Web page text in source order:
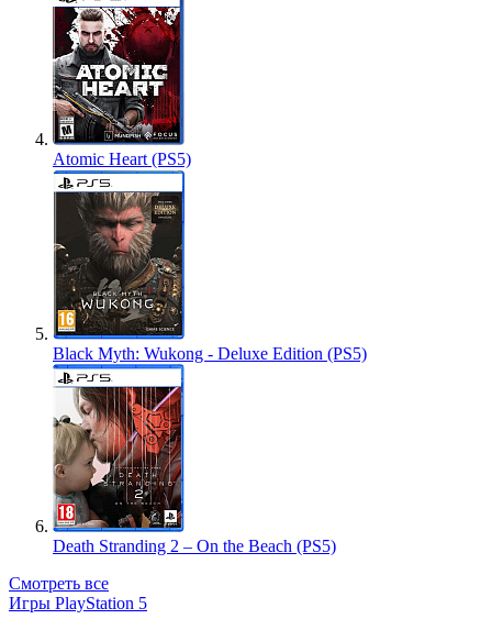
Atomic Heart (PS5)
Black Myth: Wukong - Deluxe Edition (PS5)
Death Stranding 2 – On the Beach (PS5)
Смотреть все
Игры PlayStation 5